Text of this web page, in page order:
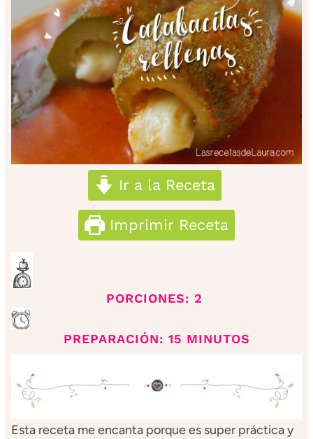
Ir a la Receta
Imprimir Receta
PORCIONES: 2
PREPARACIÓN: 15 MINUTOS
Esta receta me encanta porque es super práctica y